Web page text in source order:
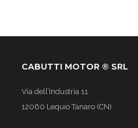
CABUTTI MOTOR ® SRL
Via dell’Industria 11
12060 Lequio Tanaro (CN)